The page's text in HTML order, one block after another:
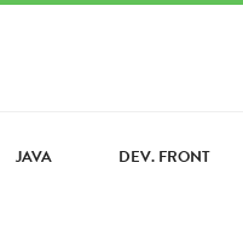
JAVA DEV. FRONT